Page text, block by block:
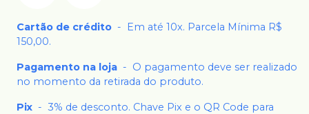
Cartão de crédito -
Em até 10x. Parcela Mínima R$
150,00.
Pagamento na loja - O pagamento deve ser realizado
no momento da retirada do produto.
Pix - 3% de desconto. Chave Pix e o QR Code para